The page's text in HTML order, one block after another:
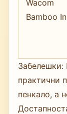
Wacom
Bamboo
Забелешки:
практични
пенкало, а